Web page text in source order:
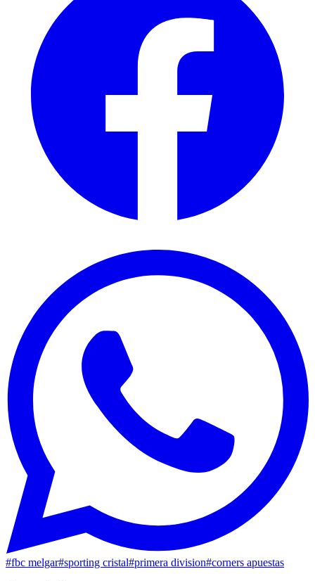
#fbc melgar#sporting cristal#primera division#corners apuestas